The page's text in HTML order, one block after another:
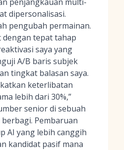
dipersonalisasi.
pengubah permainan.
dengan tepat tahap
saya yang
A/B baris subjek
tingkat balasan saya.
keterlibatan
lebih dari 30%,”
senior di sebuah
Pembaruan
AI yang lebih canggih
kandidat pasif mana